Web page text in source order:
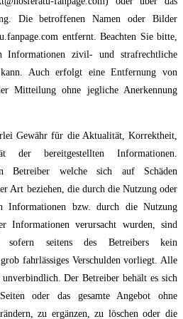
Die betroffenen Namen oder Bilder
entfernt.Beachten Sie bitte,
Informationen zivil- und strafrechtliche
Auch erfolgt eine Entfernung von
Mitteilung ohne jegliche Anerkennung
Gewähr für die Aktualität, Korrektheit,
der bereitgestellten Informationen.
Betreiber welche sich auf Schäden
Art beziehen, die durch die Nutzung oder
Informationen bzw. durch die Nutzung
Informationen verursacht wurden, sind
sofern seitens des Betreibers kein
fahrlässiges Verschulden vorliegt. Alle
Der Betreiber behält es sich
oder das gesamte Angebot ohne
zu ergänzen, zu löschen oder die